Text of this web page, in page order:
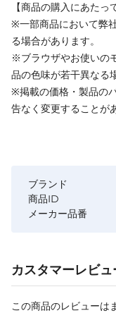
【商品の購入にあたっ
※一部商品において弊
る場合があります。
※ブラウザやお使いの
品の色味が若干異なる
※掲載の価格・製品の
告なく変更することが
ブランド
商品ID
メーカー品番
カスタマーレビュ
この商品のレビューは